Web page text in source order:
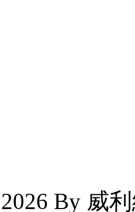
By 威